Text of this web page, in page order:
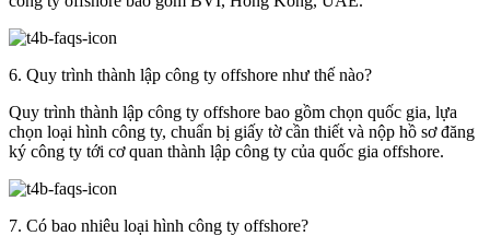
6. Quy trình thành lập công ty offshore như thế nào?
Quy trình thành lập công ty offshore bao gồm chọn quốc gia, lựa
chọn loại hình công ty, chuẩn bị giấy tờ cần thiết và nộp hồ sơ đăng
ký công ty tới cơ quan thành lập công ty của quốc gia offshore.
7. Có bao nhiêu loại hình công ty offshore?